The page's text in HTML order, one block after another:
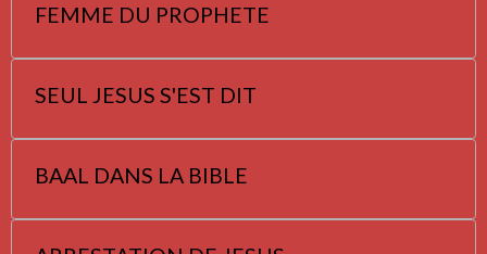
FEMME DU PROPHETE
SEUL JESUS S'EST DIT
BAAL DANS LA BIBLE